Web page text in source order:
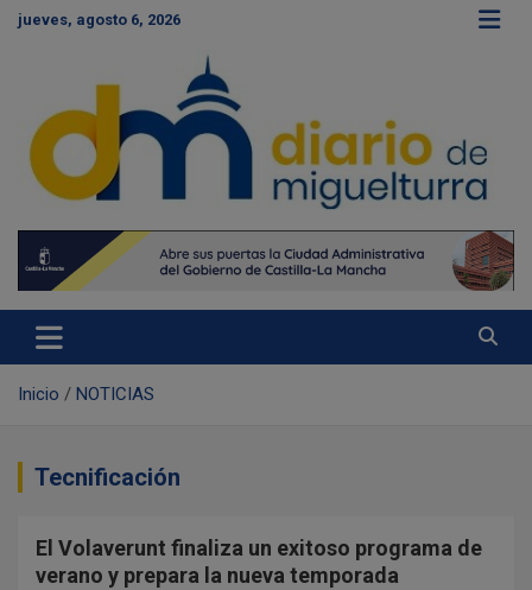
e
i
jueves, agosto 6, 2026
Diario de Miguelturra
Inicio NOTICIAS
Tecnificación
El Volaverunt finaliza un exitoso programa de
verano y prepara la nueva temporada